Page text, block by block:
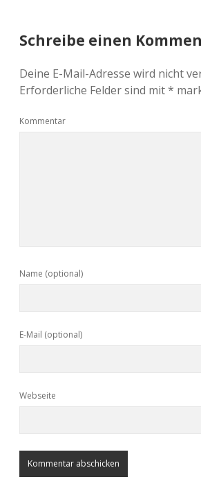
Schreibe einen
Deine E-Mail-Adresse wird nicht
Erforderliche Felder sind mit*
Kommentar
Name (optional)
E-Mail (optional)
Webseite